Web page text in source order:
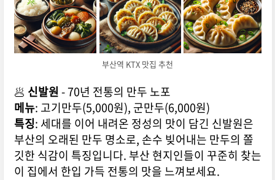
부산역 KTX 맛집 추천
🥟 신발원- 70년 전통의 만두 노포
메뉴: 고기만두(5,000원), 군만두(6,000원)
특징: 세대를 이어 내려온 정성의 맛이 담긴 신발원은
부산의 오래된 만두 명소로, 손수 빚어내는 만두의 쫄
깃한 식감이 특징입니다. 부산 현지인들이 꾸준히 찾는
이 집에서 한입 가득 전통의 맛을 느껴보세요.